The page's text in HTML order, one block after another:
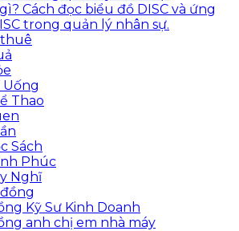
Cách đọc biểu đồ DISC và ứng
trong quản lý nhân sự.
Uống
Thao
Sách
Phúc
Nghĩ
Kỹ Sư Kinh Doanh
anh chị em nhà máy